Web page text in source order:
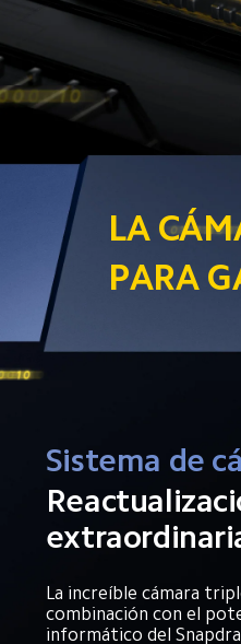
LA
PARA
Sistema de
La increíble cámara
combinación con el
informático del